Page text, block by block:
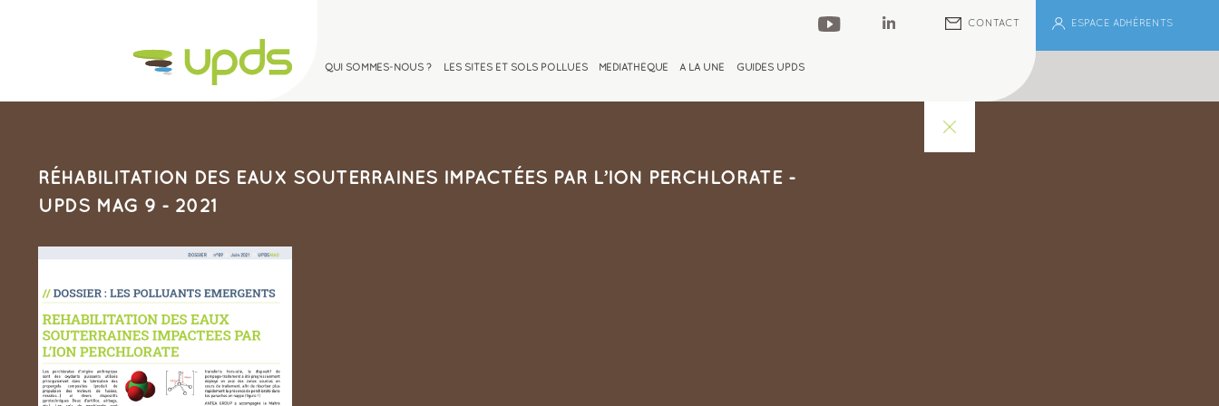
LES SITES ET SOLS POLLUÉS
À LA UNE
CONTACT ESPACE ADHÉRENTS
QUI SOMMES-NOUS ? LES SITES ET SOLS POLLUÉS MEDIATHÈQUE À LA UNE GUIDES UPDS
RÉHABILITATION DES EAUX SOUTERRAINES IMPACTÉES PAR L’ION PERCHLORATE -
UPDS MAG 9 - 2021